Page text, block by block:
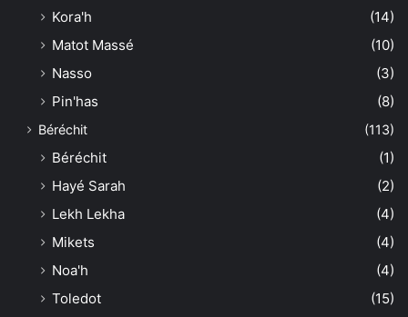
Kora'h
(14)
Matot Massé
(10)
Nasso
(3)
Pin'has
(8)
Béréchit (113)
Béréchit
(1)
Hayé Sarah
(2)
Lekh Lekha
(4)
Mikets
(4)
Noa'h
(4)
Toledot
(15)